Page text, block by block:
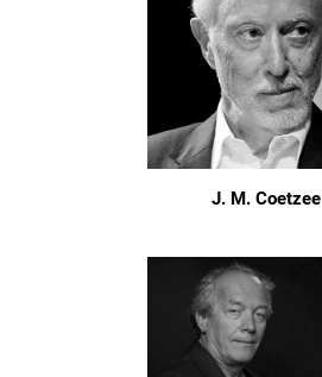
J. M. Coetzee